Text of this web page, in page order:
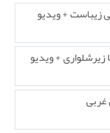
زیباست + ویدیو
زیرشلواری + ویدیو
غربی